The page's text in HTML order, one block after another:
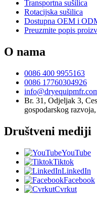
Transportna sušilica
Rotacijska sušilica
Dostupna OEM i
Preuzmite popis
O nama
0086 400 9955163
0086 17760304926
Br. 31, Odjeljak 3,
gospodarskog
Društveni mediji
YouTube
Tiktok
LinkedIn
Facebook
Cvrkut